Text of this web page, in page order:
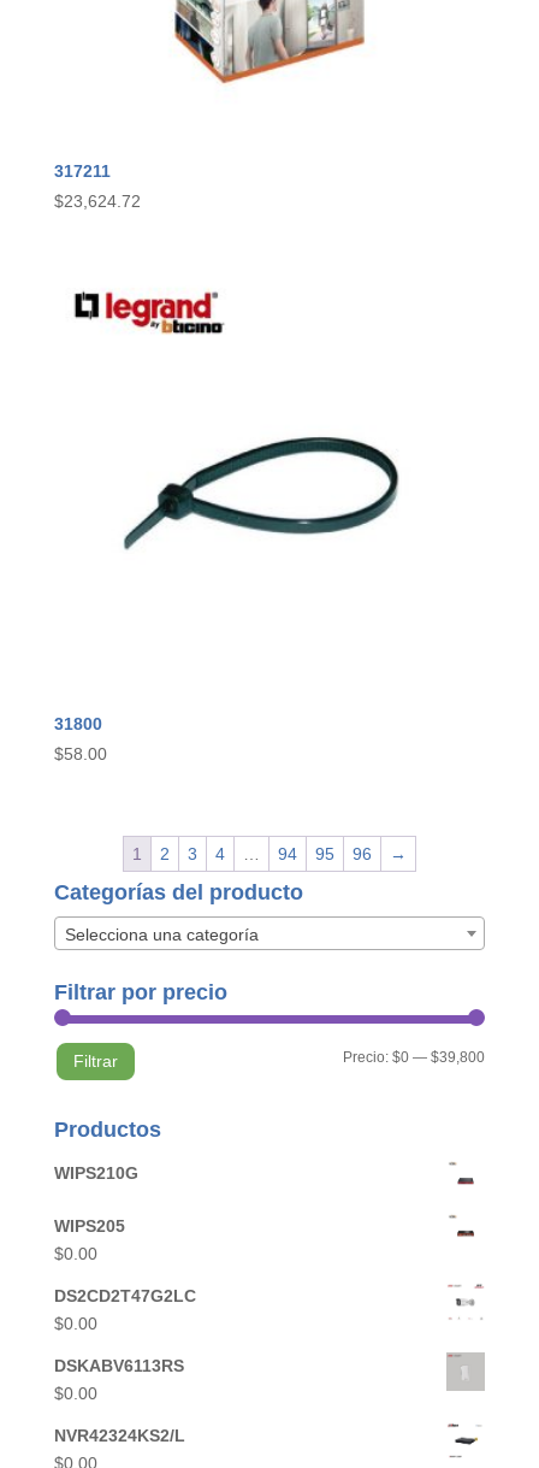
317211
$23,624.72
31800
$58.00
1 2 3 4 … 94 95 96 →
Categorías del producto
Selecciona una categoría
Filtrar por precio
Precio
Precio
Filtrar Precio:$0 —$39,800
Productos
WIPS210G
WIPS205
$0.00
DS2CD2T47G2LC
$0.00
DSKABV6113RS
$0.00
NVR42324KS2/L
$0.00